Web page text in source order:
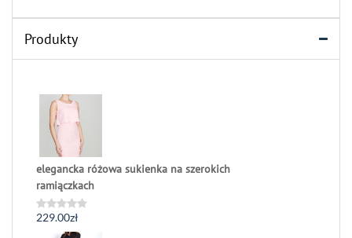
Produkty
elegancka różowa sukienka na szerokich
ramiączkach
Oceniono
229.00zł